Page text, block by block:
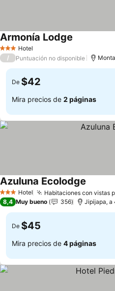
3 Estrellas
Hotel
Armonía Lodge
/ Puntuación no disponible
De $42
Mira precios de 2 páginas
3 Estrellas
Hotel Habitaciones con vistas
Azuluna Ecolodge
8,4 Muy bueno 356 Jipijapa, a
De $45
Mira precios de 4 páginas